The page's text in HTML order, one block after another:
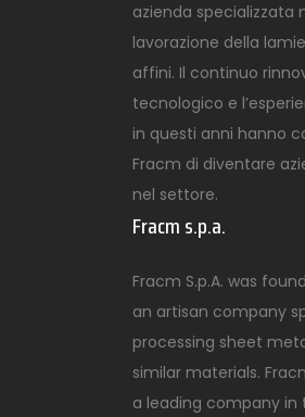
azienda specializzata
lavorazione della
affini. Il continuo
tecnologico e
in questi anni hanno
Fracm di diventare
nel settore.
Fracm s.p.a.
Fracm S.p.A. was
an artisan company
processing sheet
similar materials.
a leading company in